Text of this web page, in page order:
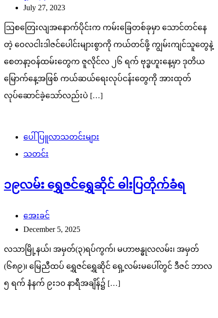
July 27, 2023
သြစတြေးလျအနောက်ပိုင်းက ကမ်းခြေတစ်ခုမှာ သောင်တင်နေ
တဲ့ ဝေလငါးဒါဇင်ပေါင်းများစွာကို ကယ်တင်ဖို့ ကျွမ်းကျင်သူတွေနဲ့
စေတနာ့ဝန်ထမ်းတွေက ဇူလိုင်လ ၂၆ ရက် ဗုဒ္ဓဟူးနေ့မှာ ဒုတိယ
မြောက်နေ့အဖြစ် ကယ်ဆယ်ရေးလုပ်ငန်းတွေကို အားထုတ်
လုပ်ဆောင်ခဲ့သော်လည်းပဲ […]
ပေါ်ပြူလာသတင်းများ
သတင်း
၁၉လမ်း ရွှေဇင်ရွှေဆိုင် ဓါးပြတိုက်ခံရ
အေးခင်
December 5, 2025
လသာမြို့နယ်၊ အမှတ်(၃)ရပ်ကွက်၊ မဟာဗန္ဓုလလမ်း၊ အမှတ်
(၆၈၉)၊ မြေညီထပ် ရွှေဇင်ရွှေဆိုင် ရှေ့လမ်းမပေါ်တွင် ဒီဇင် ဘာလ
၅ ရက် နံနက် ၉း၁၀ နာရီအချိန်၌ […]